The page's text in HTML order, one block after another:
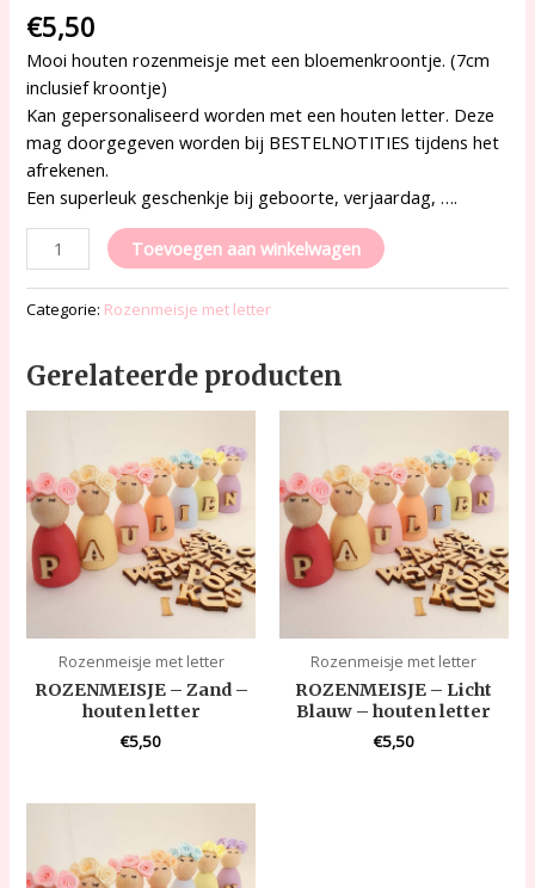
€5,50
Mooi houten rozenmeisje met een bloemenkroontje. (7cm
inclusief kroontje)
Kan gepersonaliseerd worden met een houten letter. Deze
mag doorgegeven worden bij BESTELNOTITIES tijdens het
afrekenen.
Een superleuk geschenkje bij geboorte, verjaardag, ….
Toevoegen aan winkelwagen
Categorie: Rozenmeisje met letter
Gerelateerde producten
Rozenmeisje met letter
ROZENMEISJE – Zand –
houten letter
€5,50
Rozenmeisje met letter
ROZENMEISJE – Licht
Blauw – houten letter
€5,50